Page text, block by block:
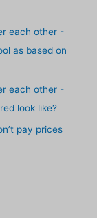
each other -
as based on
each other -
look like?
pay prices